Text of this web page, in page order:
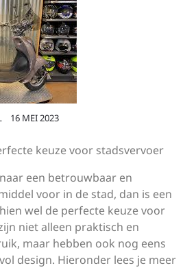
16 MEI 2023
keuze voor stadsvervoer
een betrouwbaar en
voor in de stad, dan is een
wel de perfecte keuze voor
niet alleen praktisch en
maar hebben ook nog eens
design. Hieronder lees je meer